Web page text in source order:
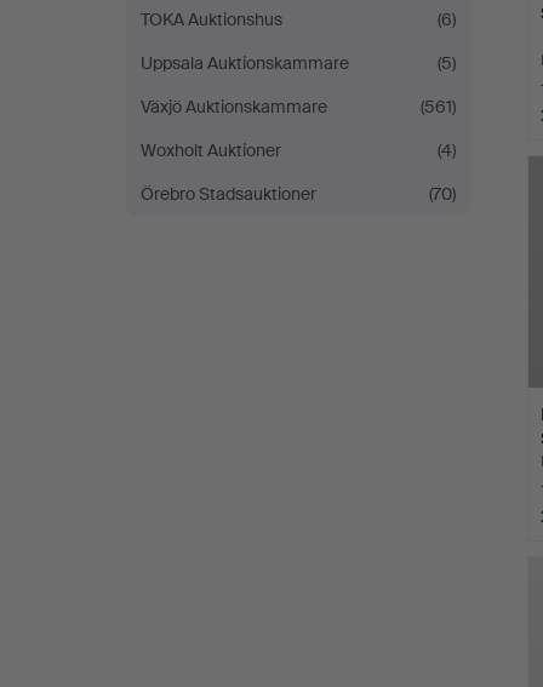
TOKA Auktionshus
(6)
Uppsala Auktionskammare
(5)
Växjö Auktionskammare
(561)
Woxholt Auktioner
(4)
Örebro Stadsauktioner
(70)